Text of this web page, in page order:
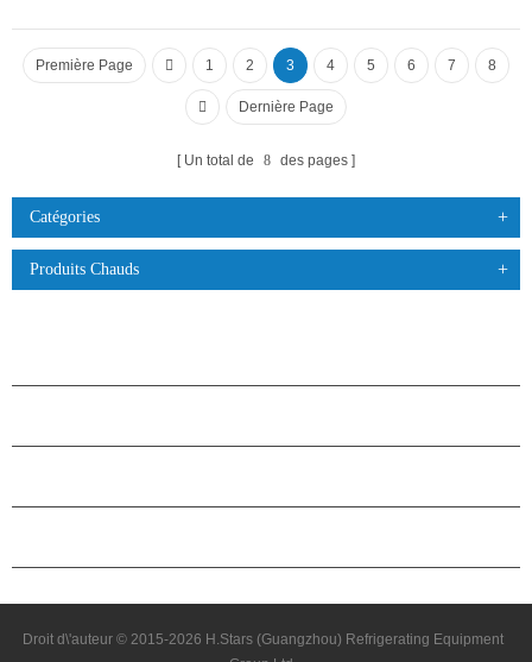
Première Page 1 2 3 4 5 6 7 8
Dernière Page
Un total de 8 des pages
Catégories
Produits Chauds
Droit d\'auteur © 2015-2026 H.Stars (Guangzhou) Refrigerating Equipment